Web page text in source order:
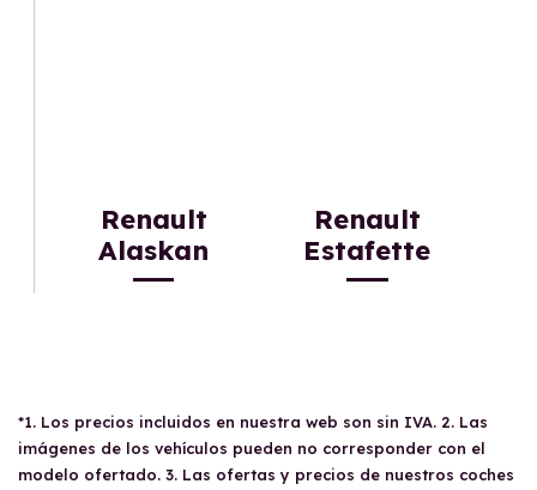
Renault
Alaskan
Renault
Estafette
*1. Los precios incluidos en nuestra web son sin IVA. 2. Las
imágenes de los vehículos pueden no corresponder con el
modelo ofertado. 3. Las ofertas y precios de nuestros coches